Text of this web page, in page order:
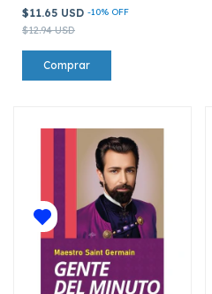
$11.65 USD -10% OFF
$12.94 USD